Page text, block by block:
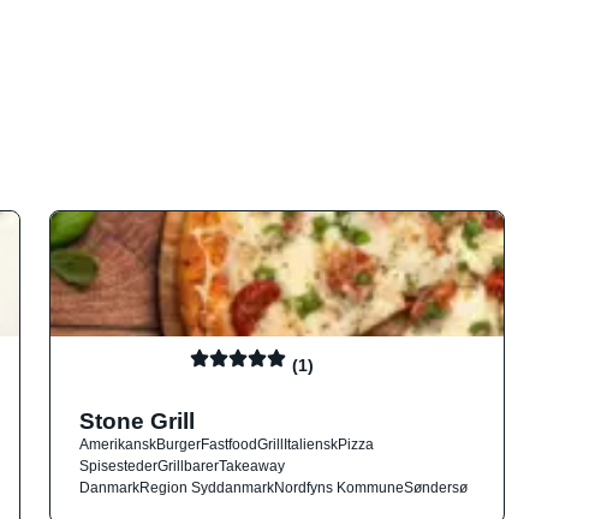
(1)
Stone Grill
AmerikanskBurgerFastfoodGrillItalienskPizza
SpisestederGrillbarerTakeaway
DanmarkRegion SyddanmarkNordfyns KommuneSøndersø